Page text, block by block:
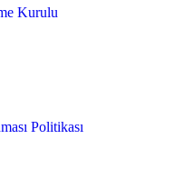
Kurulu
Politikası